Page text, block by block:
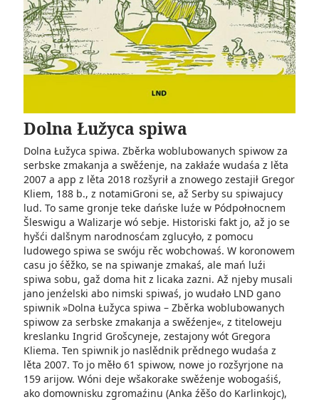
Dolna Łužyca spiwa
Dolna Łužyca spiwa. Zběrka woblubowanych spiwow za
serbske zmakanja a swěźenje, na zakłaźe wudaśa z lěta
2007 a app z lěta 2018 rozšyrił a znowego zestajił Gregor
Kliem, 188 b., z notamiGroni se, až Serby su spiwajucy
lud. To same gronje teke dańske luźe w Pódpołnocnem
Šleswigu a Walizarje wó sebje. Historiski fakt jo, až jo se
hyšći dalšnym narodnosćam zglucyło, z pomocu
ludowego spiwa se swóju rěc wobchowaś. W koronowem
casu jo śěžko, se na spiwanje zmakaś, ale mań luźi
spiwa sobu, gaž doma hit z licaka zazni. Až njeby musali
jano jenźelski abo nimski spiwaś, jo wudało LND gano
spiwnik »Dolna Łužyca spiwa – Zběrka woblubowanych
spiwow za serbske zmakanja a swěźenje«, z titeloweju
kreslanku Ingrid Grošcyneje, zestajony wót Gregora
Kliema. Ten spiwnik jo naslědnik prědnego wudaśa z
lěta 2007. To jo měło 61 spiwow, nowe jo rozšyrjone na
159 arijow. Wóni deje wšakorake swěźenje wobogaśiś,
ako domownisku zgromaźinu (Anka źěšo do Karlinkojc),